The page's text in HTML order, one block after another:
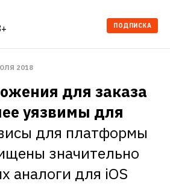
ПОДПИСКА
2018
для заказа
уязвимы для
для платформы
значительно
аналоги для iOS